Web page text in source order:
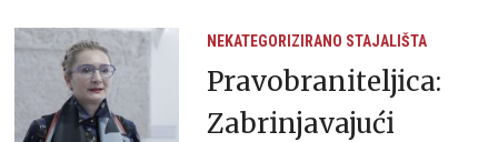
NEKATEGORIZIRANO STAJALIŠTA
Pravobraniteljica:
Zabrinjavajući